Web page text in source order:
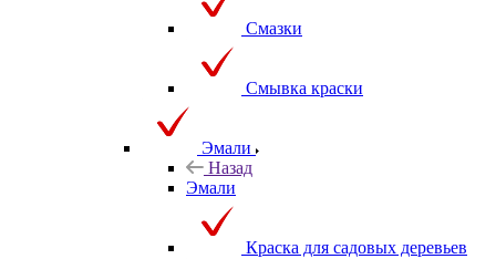
Смазки
Смывка краски
Эмали
Назад
Эмали
Краска для садовых деревьев